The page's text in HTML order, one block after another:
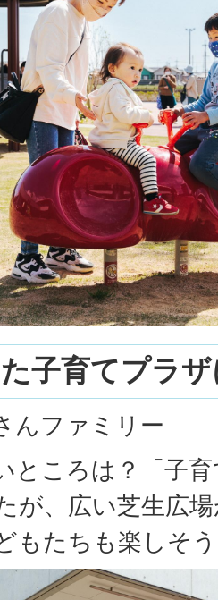
子育てプラ
んファミリー
ところは？「子
が、広い芝生広
もたちも楽しそ